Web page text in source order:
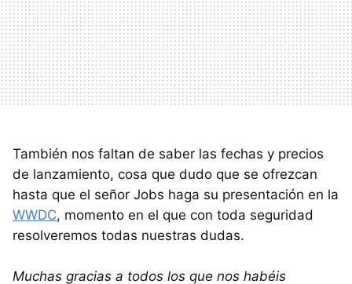
También nos faltan de saber las fechas y precios
de lanzamiento, cosa que dudo que se ofrezcan
hasta que el señor Jobs haga su presentación en la
WWDC, momento en el que con toda seguridad
resolveremos todas nuestras dudas.
Muchas gracias a todos los que nos habéis